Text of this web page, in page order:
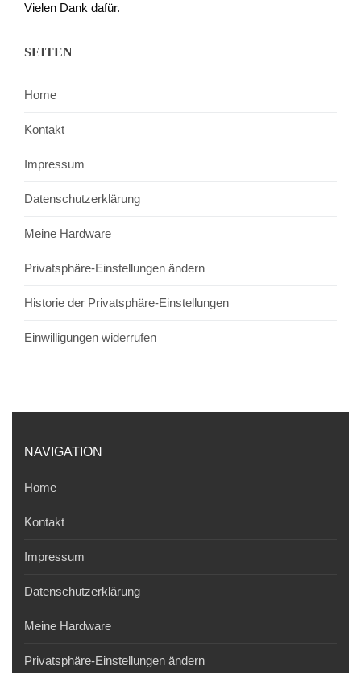
Vielen Dank dafür.
SEITEN
Home
Kontakt
Impressum
Datenschutzerklärung
Meine Hardware
Privatsphäre-Einstellungen ändern
Historie der Privatsphäre-Einstellungen
Einwilligungen widerrufen
NAVIGATION
Home
Kontakt
Impressum
Datenschutzerklärung
Meine Hardware
Privatsphäre-Einstellungen ändern